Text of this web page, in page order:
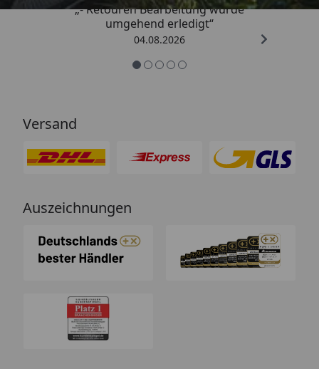
„- Retouren Bearbeitung wurde
umgehend erledigt“
04.08.2026
Versand
Auszeichnungen